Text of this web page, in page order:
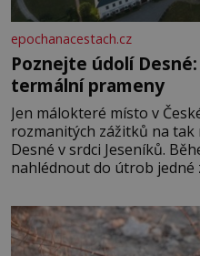
epochanacestach.cz
Poznejte údolí
termální prameny
Jen málokteré místo v
rozmanitých zážitků na
Desné v srdci Jeseníků.
nahlédnout do útrob jedné
se na koloběžce a den
Velkých Losinách nebo v